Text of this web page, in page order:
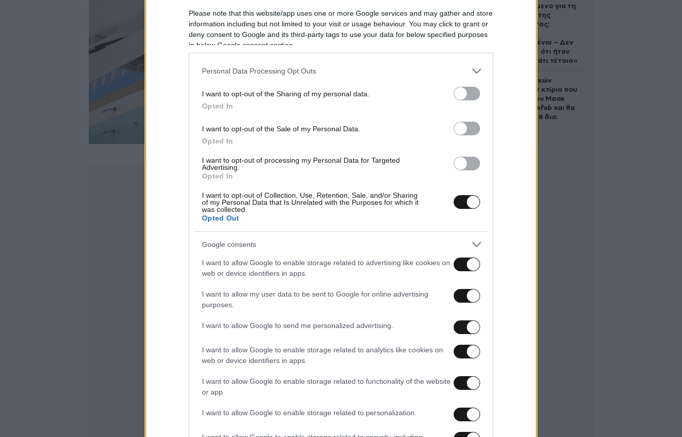
Please note that this website/app uses one or more Google services and may gather and store
information including but not limited to your visit or usage behaviour. You may click to grant or
deny consent to Google and its third-party tags to use your data for below specified purposes
in below Google consent section.
Personal Data Processing Opt Outs
I want to opt-out of the Sharing of my personal data.
Opted In
I want to opt-out of the Sale of my Personal Data.
Opted In
I want to opt-out of processing my Personal Data for Targeted
Advertising.
Opted In
I want to opt-out of Collection, Use, Retention, Sale, and/or Sharing
of my Personal Data that Is Unrelated with the Purposes for which it
was collected.
Opted Out
Google consents
I want to allow Google to enable storage related to advertising like cookies on
web or device identifiers in apps.
I want to allow my user data to be sent to Google for online advertising
purposes.
I want to allow Google to send me personalized advertising.
I want to allow Google to enable storage related to analytics like cookies on
web or device identifiers in apps.
I want to allow Google to enable storage related to functionality of the website
or app.
I want to allow Google to enable storage related to personalization.
κατηγορούμενο για τη
δολοφονία της
Ελίζαμπεθ Ρος:
συντετριμμένοι – Δεν
έδειξε ποτέ ότι ήταν
ικανός για κάτι τέτοιο»
Το φαραωνικών
διαστάσεων κτίριο που
χτίζει ο Έλον Μασκ
λέγεται Terafab και θα
κοστίσει 16,8 δισ.